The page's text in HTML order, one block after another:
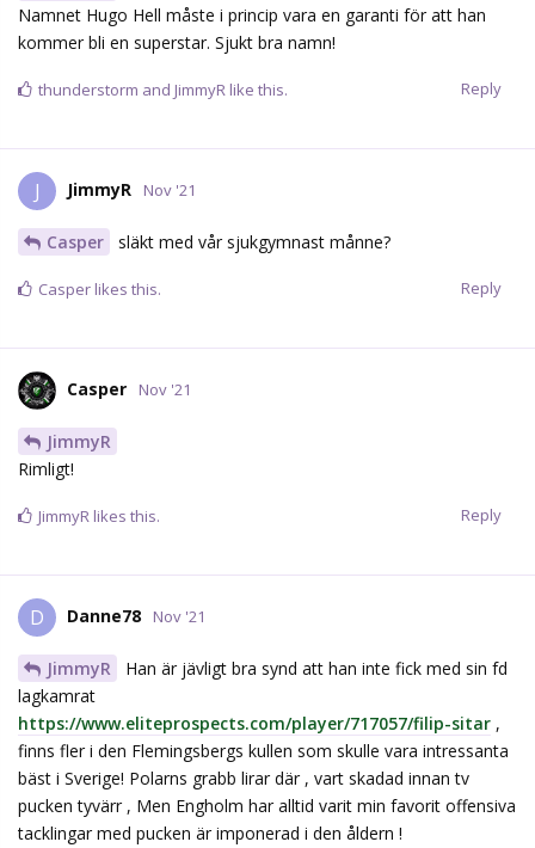
Namnet Hugo Hell måste i princip vara en garanti för att han
kommer bli en superstar. Sjukt bra namn!
Reply
thunderstorm and JimmyR like this.
J JimmyR Nov '21
Casper släkt med vår sjukgymnast månne?
Reply
Casper likes this.
Casper Nov '21
JimmyR
Rimligt!
Reply
JimmyR likes this.
D Danne78 Nov '21
JimmyR
Han är jävligt bra synd att han inte fick med sin fd
lagkamrat
https://www.eliteprospects.com/player/717057/filip-sitar ,
finns fler i den Flemingsbergs kullen som skulle vara intressanta
bäst i Sverige! Polarns grabb lirar där , vart skadad innan tv
pucken tyvärr , Men Engholm har alltid varit min favorit offensiva
tacklingar med pucken är imponerad i den åldern !